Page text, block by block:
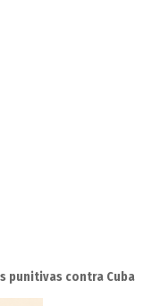
punitivas contra Cuba